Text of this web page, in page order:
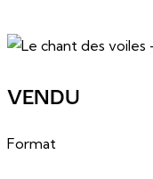
VENDU
Format